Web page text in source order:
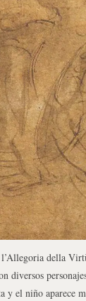
della
diversos
el niño aparece